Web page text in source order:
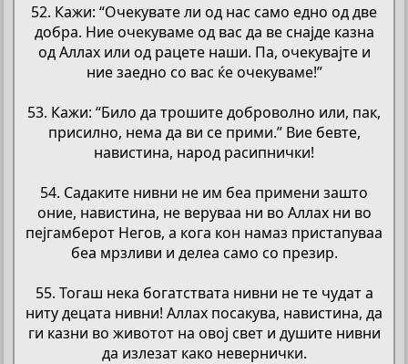
52. Кажи: “Очекувате ли од нас само едно од две
добра. Ние очекуваме од вас да ве снајде казна
од Аллах или од рацете наши. Па, очекувајте и
ние заедно со вас ќе очекуваме!”
53. Кажи: “Било да трошите доброволно или, пак,
присилно, нема да ви се прими.” Вие бевте,
навистина, народ расипнички!
54. Садаките нивни не им беа примени зашто
оние, навистина, не веруваа ни во Аллах ни во
пејгамберот Негов, а кога кон намаз пристапуваа
беа мрзливи и делеа само со презир.
55. Тогаш нека богатствата нивни не те чудат а
ниту децата нивни! Аллах посакува, навистина, да
ги казни во животот на овој свет и душите нивни
да излезат како невернички.